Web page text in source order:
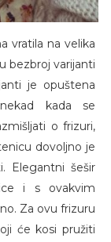
vratila na velika
bezbroj varijanti
je opuštena
kada se
o frizuri,
dovoljno je
Elegantni šešir
i s ovakvim
Za ovu frizuru
će kosi pružiti